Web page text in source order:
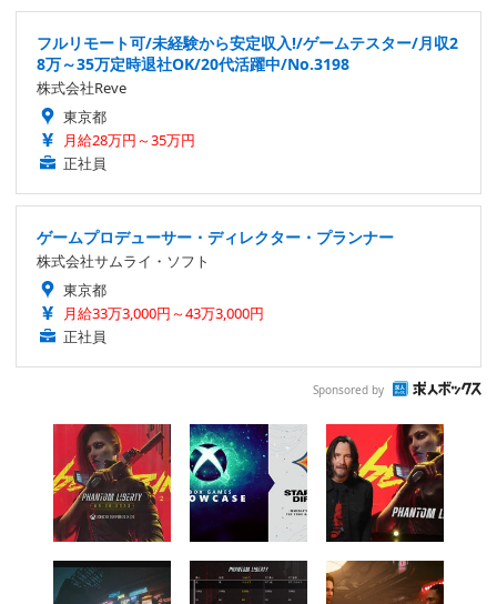
フルリモート可/未経験から安定収入!/ゲームテスター/月収2
8万～35万定時退社OK/20代活躍中/No.3198
株式会社Reve
東京都
月給28万円～35万円
正社員
ゲームプロデューサー・ディレクター・プランナー
株式会社サムライ・ソフト
東京都
月給33万3,000円～43万3,000円
正社員
Sponsored by